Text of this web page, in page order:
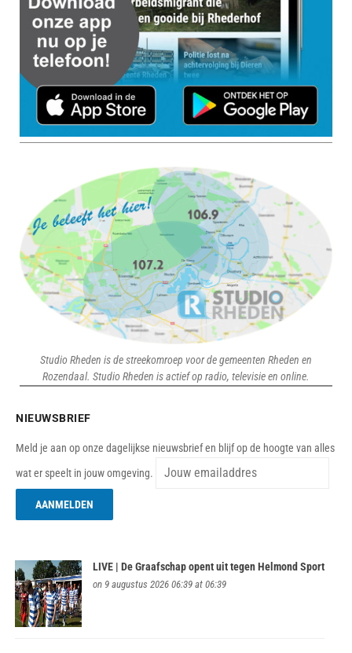
Studio Rheden is de streekomroep voor de gemeenten Rheden en
Rozendaal. Studio Rheden is actief op radio, televisie en online.
NIEUWSBRIEF
Meld je aan op onze dagelijkse nieuwsbrief en blijf op de hoogte van alles
wat er speelt in jouw omgeving.
LIVE | De Graafschap opent uit tegen Helmond Sport
on 9 augustus 2026 06:39 at 06:39